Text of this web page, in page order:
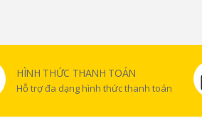
HÌNH THỨC THANH TOÁN
Hỗ trợ đa dạng hình thức thanh toán